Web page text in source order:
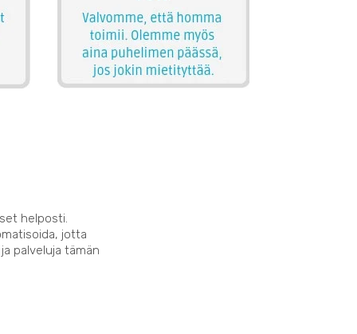
helposti.
jotta
palveluja tämän